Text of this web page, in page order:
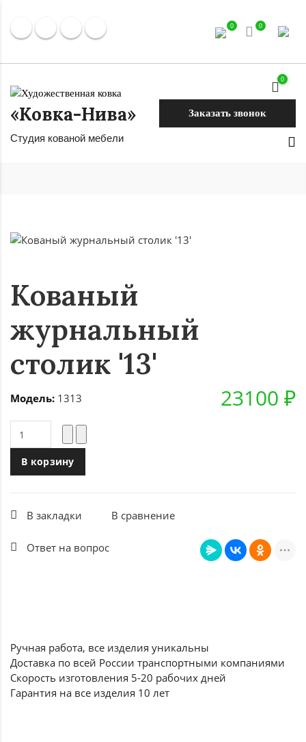
0 0
«Ковка-Нива»
Студия кованой мебели
0
Заказать звонок
Кованый
журнальный
столик '13'
23100 ₽
Модель: 1313
В корзину
В закладки В сравнение
Ответ на вопрос
Ручная работа, все изделия уникальны
Доставка по всей России транспортными компаниями
Скорость изготовления 5-20 рабочих дней
Гарантия на все изделия 10 лет